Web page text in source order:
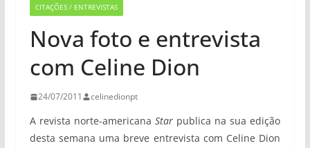
CITAÇÕES / ENTREVISTAS
Nova foto e entrevista
com Celine Dion
24/07/2011 celinedionpt
A revista norte-americana Star publica na sua edição
desta semana uma breve entrevista com Celine Dion